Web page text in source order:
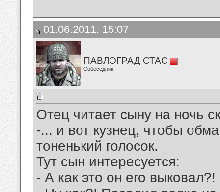
01.06.2011, 15:07
ПАВЛОГРАД СТАС
Собеседник
Отец читает сыну на ночь
-... и вот кузнец, чтобы
тоненький голосок.
Тут сын интересуется:
- А как это он его выковал?!